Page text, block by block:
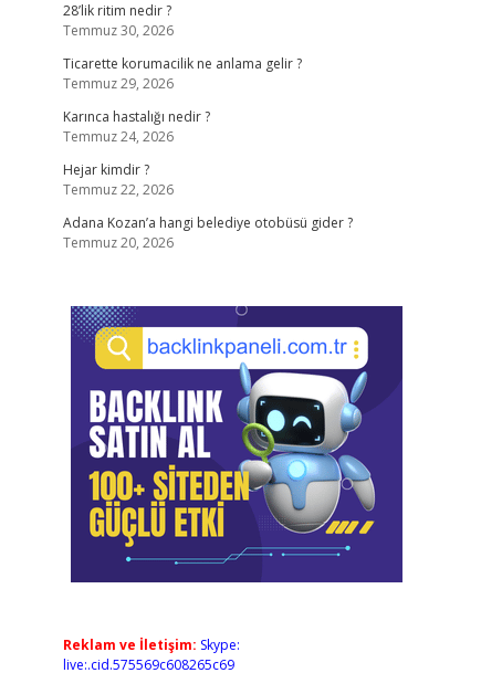
28’lik ritim nedir ?
Temmuz 30, 2026
Ticarette korumacilik ne anlama gelir ?
Temmuz 29, 2026
Karınca hastalığı nedir ?
Temmuz 24, 2026
Hejar kimdir ?
Temmuz 22, 2026
Adana Kozan’a hangi belediye otobüsü gider ?
Temmuz 20, 2026
Reklam ve İletişim: Skype:
live:.cid.575569c608265c69